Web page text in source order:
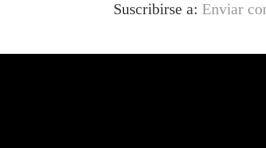
Suscribirse a: Enviar